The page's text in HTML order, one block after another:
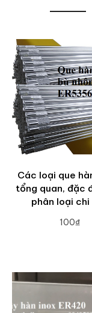
Các loại que
tổng quan, đặc
phân loại
100₫